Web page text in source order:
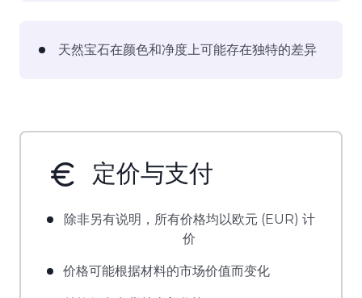
天然宝石在颜色和净度上可能存在独特的差异
定价与支付
除非另有说明，所有价格均以欧元 (EUR) 计
价
价格可能根据材料的市场价值而变化